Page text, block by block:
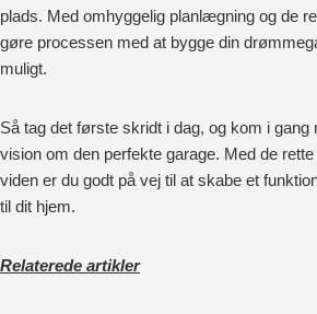
plads. Med omhyggelig planlægning og de
gøre processen med at bygge din
muligt.
Så tag det første skridt i dag, og kom i gang
vision om den perfekte garage. Med de
viden er du godt på vej til at skabe et
til dit hjem.
Relaterede artikler